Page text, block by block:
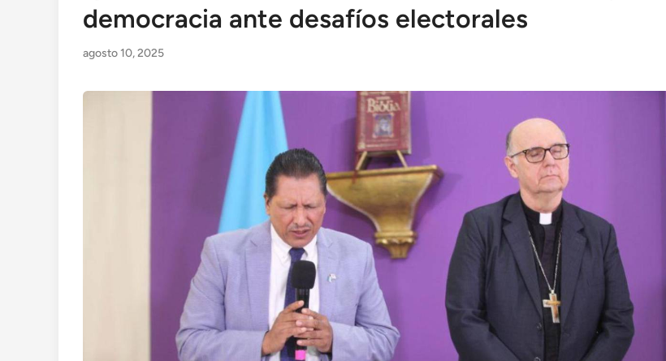
democracia ante desafíos electorales
agosto 10, 2025